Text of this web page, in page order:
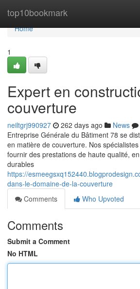
top10bookmark
Home
Home
1
Expert en
couverture
neiltgrj990927 262 days ago News
Entreprise Générale du Bâtiment 78 se
en matière de couverture. Nos
fournir des prestations de haute qualité,
durables
https://
dans-le-domaine-de-la-couverture
Comments
Who Upvoted
Comments
Submit a Comment
No HTML